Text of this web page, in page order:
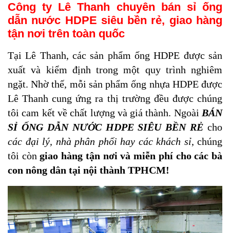
Công ty Lê Thanh chuyên bán sỉ ống
dẫn nước HDPE siêu bền rẻ, giao hàng
tận nơi trên toàn quốc
Tại Lê Thanh, các sản phẩm ống HDPE được sản
xuất và kiểm định trong một quy trình nghiêm
ngặt. Nhờ thế, mỗi sản phẩm ống nhựa HDPE được
Lê Thanh cung ứng ra thị trường đều được chúng
tôi cam kết về chất lượng và giá thành. Ngoài BÁN
SỈ ỐNG DẪN NƯỚC HDPE SIÊU BỀN RẺ cho
các đại lý, nhà phân phối hay các khách sỉ, chúng
tôi còngiao hàng tận nơi và miễn phí cho các bà
con nông dân tại nội thành TPHCM!